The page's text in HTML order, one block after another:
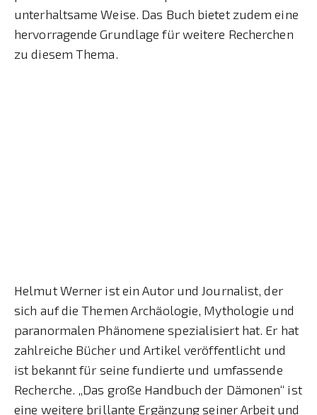
unterhaltsame Weise. Das Buch bietet zudem eine
hervorragende Grundlage für weitere Recherchen
zu diesem Thema.
Helmut Werner ist ein Autor und Journalist, der
sich auf die Themen Archäologie, Mythologie und
paranormalen Phänomene spezialisiert hat. Er hat
zahlreiche Bücher und Artikel veröffentlicht und
ist bekannt für seine fundierte und umfassende
Recherche. „Das große Handbuch der Dämonen“ ist
eine weitere brillante Ergänzung seiner Arbeit und